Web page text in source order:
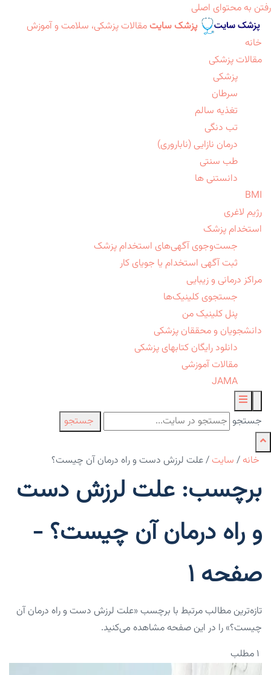
رفتن به محتوای اصلی
پزشک سایت مقالات پزشکی، سلامت و آموزش
خانه
مقالات پزشکی
پزشکی
سرطان
تغذیه سالم
تب دنگی
درمان نازایی (ناباروری)
طب سنتی
دانستنی ها
BMI
رژیم لاغری
استخدام پزشک
جست‌وجوی آگهی‌های استخدام پزشک
ثبت آگهی استخدام یا جویای کار
مراکز درمانی و زیبایی
جستجوی کلینیک‌ها
پنل کلینیک من
دانشجویان و محققان پزشکی
دانلود رایگان کتابهای پزشکی
مقالات آموزشی
JAMA
جستجو جستجو
خانه / سایت /علت لرزش دست و راه درمان آن چیست؟
برچسب: علت لرزش دست
و راه درمان آن چیست؟ -
صفحه 1
تازه‌ترین مطالب مرتبط با برچسب «علت لرزش دست و راه درمان آن
چیست؟» را در این صفحه مشاهده می‌کنید.
۱ مطلب